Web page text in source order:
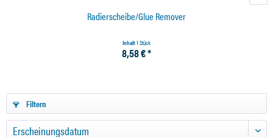
Radierscheibe/Glue Remover
Inhalt1 Stück
8,58 € *
Filtern